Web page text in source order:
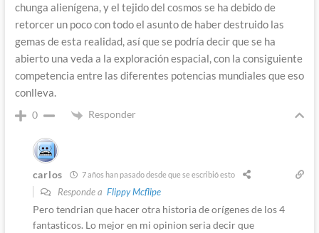
chunga alienígena, y el tejido del cosmos se ha debido de
retorcer un poco con todo el asunto de haber destruido las
gemas de esta realidad, así que se podría decir que se ha
abierto una veda a la exploración espacial, con la consiguiente
competencia entre las diferentes potencias mundiales que eso
conlleva.
0 Responder
carlos 7 años han pasado desde que se escribió esto
Responde a Flippy Mcflipe
Pero tendrian que hacer otra historia de orígenes de los 4
fantasticos. Lo mejor en mi opinion seria decir que